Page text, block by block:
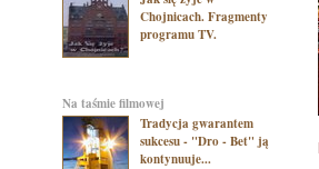
Chojnicach. Fragmenty
programu TV.
na taśmie filmowej
Tradycja gwarantem
sukcesu - "Dro - Bet" ją
kontynuuje...